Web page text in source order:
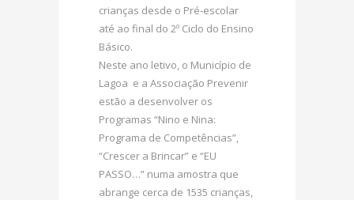
crianças desde o Pré-escolar
até ao final do 2º Ciclo do Ensino
Básico.
Neste ano letivo, o Município de
Lagoa e a Associação Prevenir
estão a desenvolver os
Programas “Nino e Nina:
Programa de Competências”,
“Crescer a Brincar” e “EU
PASSO…” numa amostra que
abrange cerca de 1535 crianças,